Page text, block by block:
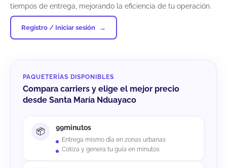
tiempos de entrega, mejorando la eficiencia de tu operación.
Registro / Iniciar sesión
PAQUETERÍAS DISPONIBLES
Compara carriers y elige el mejor precio
desde Santa María Nduayaco
99minutos
Entrega mismo día en zonas urbanas
Cotiza y genera tu guía en minutos